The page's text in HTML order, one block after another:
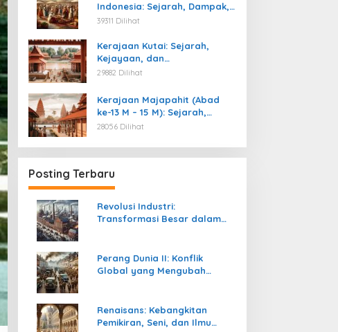
Indonesia: Sejarah, Dampak,
dan Perjuangan Menuju
39311 Dilihat
Kerajaan Kutai: Sejarah,
Kejayaan, dan
Peninggalannya (Abad ke-4
29882 Dilihat
Kerajaan Majapahit (Abad
ke-13 M – 15 M): Sejarah,
Kejayaan, dan
28056 Dilihat
Posting Terbaru
Revolusi Industri:
Transformasi Besar dalam
Perang Dunia II: Konflik
Global yang Mengubah
Renaisans: Kebangkitan
Pemikiran, Seni, dan Ilmu